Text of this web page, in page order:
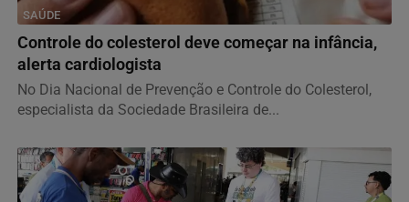
SAÚDE
Controle do colesterol deve começar na infância,
alerta cardiologista
No Dia Nacional de Prevenção e Controle do Colesterol,
especialista da Sociedade Brasileira de...